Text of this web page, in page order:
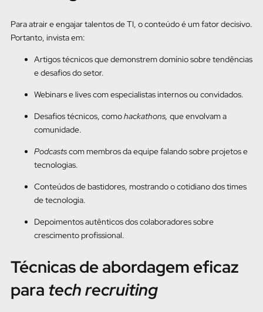
Para atrair e engajar talentos de TI, o conteúdo é um fator decisivo.
Portanto, invista em:
Artigos técnicos que demonstrem domínio sobre tendências
e desafios do setor.
Webinars e lives com especialistas internos ou convidados.
Desafios técnicos, comohackathons, que envolvam a
comunidade.
Podcastscom membros da equipe falando sobre projetos e
tecnologias.
Conteúdos de bastidores, mostrando o cotidiano dos times
de tecnologia.
Depoimentos autênticos dos colaboradores sobre
crescimento profissional.
Técnicas de abordagem eficaz
para tech recruiting